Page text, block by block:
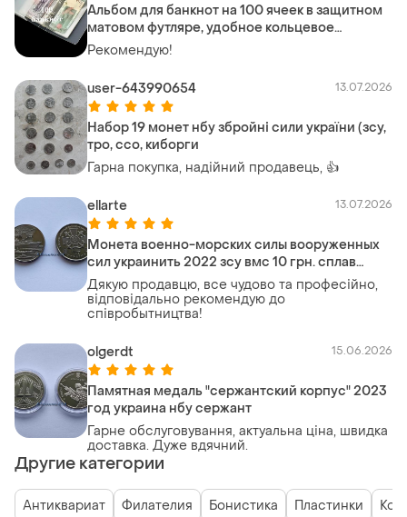
Альбом для банкнот на 100 ячеек в защитном
матовом футляре, удобное кольцевое
крепление страниц, качественный
Рекомендую!
user-643990654 13.07.2026
Набор 19 монет нбу збройні сили україни (зсу,
тро, ссо, киборги
Гарна покупка, надійний продавець, 👍
ellarte 13.07.2026
Монета военно-морских силы вооруженных
сил украинить 2022 зсу вмс 10 грн. сплав
цинка флот уса
Дякую продавцю, все чудово та професійно,
відповідально рекомендую до
співробытництва!
olgerdt 15.06.2026
Памятная медаль "сержантский корпус" 2023
год украина нбу сержант
Гарне обслуговування, актуальна ціна, швидка
доставка. Дуже вдячний.
Другие категории
Антиквариат Филателия Бонистика Пластинки